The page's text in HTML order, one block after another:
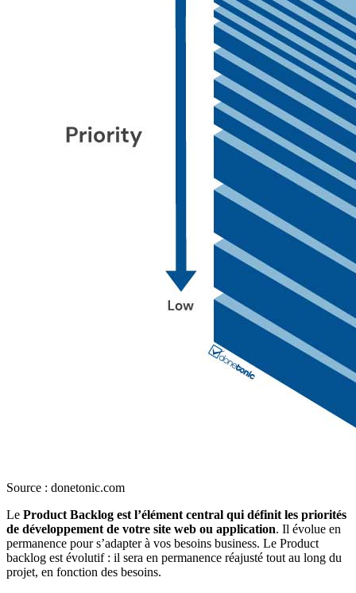
Source : donetonic.com
Le Product Backlog est l’élément central qui définit les priorités
de développement de votre site web ou application. Il évolue en
permanence pour s’adapter à vos besoins business. Le Product
backlog est évolutif : il sera en permanence réajusté tout au long du
projet, en fonction des besoins.